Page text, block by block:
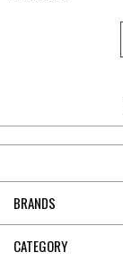
BRANDS
CATEGORY